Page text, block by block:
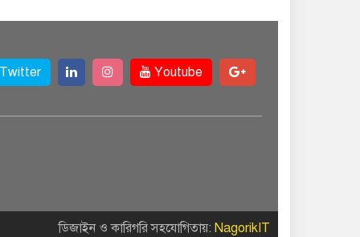
Twitter Youtube
ডিজাইন ও কারিগরি সহযোগিতায়: NagorikIT